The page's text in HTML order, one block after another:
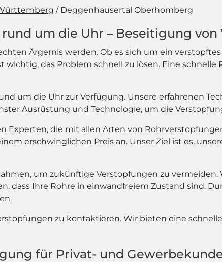
Deggenhausertal Oberhomberg
um die Uhr – Beseitigung
Ärgernis werden. Ob es sich um ein
wichtig, das Problem schnell zu lösen. Eine
um die Uhr zur Verfügung. Unsere erfahrenen
Ausrüstung und Technologie, um die
Experten, die mit allen Arten von
erschwinglichen Preis an. Unser Ziel ist es,
um zukünftige Verstopfungen zu
dass Ihre Rohre in einwandfreiem Zustand sind.
zu kontaktieren. Wir bieten eine
für Privat- und